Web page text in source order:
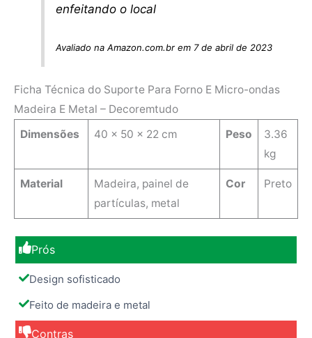
enfeitando o local
Avaliado na Amazon.com.br em 7 de abril de 2023
Ficha Técnica do Suporte Para Forno E Micro-ondas
Madeira E Metal – Decoremtudo
Dimensões
40 x 50 x 22 cm Peso
3.36
kg
Material
Madeira, painel de
partículas, metal
Cor Preto
Prós
Design sofisticado
Feito de madeira e metal
Contras